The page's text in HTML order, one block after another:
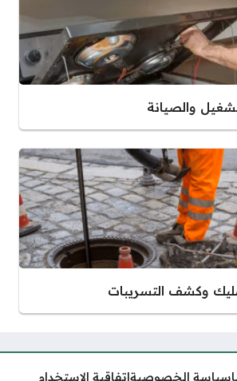
والصيانة
وكشف التسريبات
سياسة الخصوصيةاتفاقية الاستخدام